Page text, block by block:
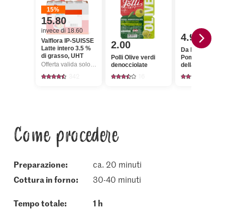
15%
15.80
invece di 18.60
Valflora IP-SUISSE
Latte intero 3.5 %
di grasso, UHT
Offerta valida solo dal 6.8 al 12.8.2026, fino a esaurimento dello stock.
2.00
Polli Olive verdi
denocciolate
4.95
Da Emilio
Pomodori
della Puglia
Come procedere
Preparazione:
ca. 20 minuti
cottura in forno:
30-40 minuti
Tempo totale: 1 h